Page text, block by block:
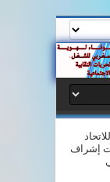
إشراف